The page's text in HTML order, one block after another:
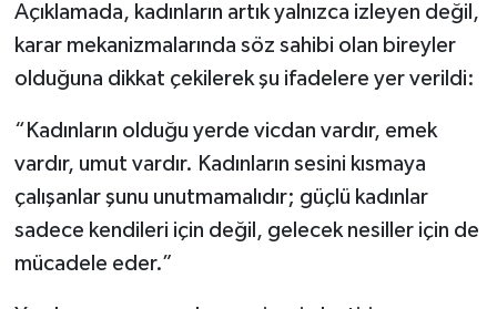
Açıklamada, kadınların artık yalnızca izleyen değil,
karar mekanizmalarında söz sahibi olan bireyler
olduğuna dikkat çekilerek şu ifadelere yer verildi:
“Kadınların olduğu yerde vicdan vardır, emek
vardır, umut vardır. Kadınların sesini kısmaya
çalışanlar şunu unutmamalıdır; güçlü kadınlar
sadece kendileri için değil, gelecek nesiller için de
mücadele eder.”